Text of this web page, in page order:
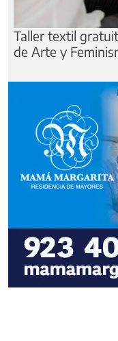
Taller textil
de Arte y